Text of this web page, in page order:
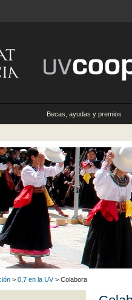
Becas, ayudas y premios
> 0,7 en la UV> Colabora